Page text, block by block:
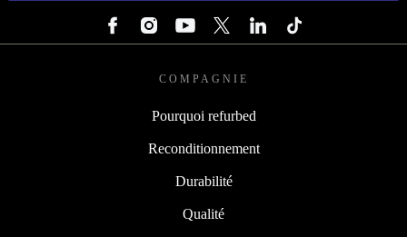
COMPAGNIE
Pourquoi refurbed
Reconditionnement
Durabilité
Qualité